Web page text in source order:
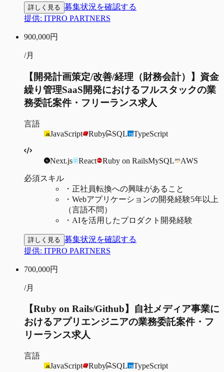
詳しく見る 募集状況を確認する
提供: ITPRO PARTNERS
900,000円
/月
【開発計画策定/改善/経理（財務会計）】資金
繰り管理SaaS開発におけるフルスタックの業
務委託案件・フリーランス求人
言語
JavaScript
Ruby SQL TypeScript
Next.js React Ruby on RailsMySQL AWS
必須スキル
・ 正社員転換への興味があること
・ Webアプリケーションの開発経験5年以上
（言語不問）
・ AIを活用したプロダクト開発経験
詳しく見る 募集状況を確認する
提供: ITPRO PARTNERS
700,000円
/月
【Ruby on Rails/Github】自社メディア事業に
おけるアプリエンジニアの業務委託案件・フ
リーランス求人
言語
JavaScript
Ruby SQL TypeScript